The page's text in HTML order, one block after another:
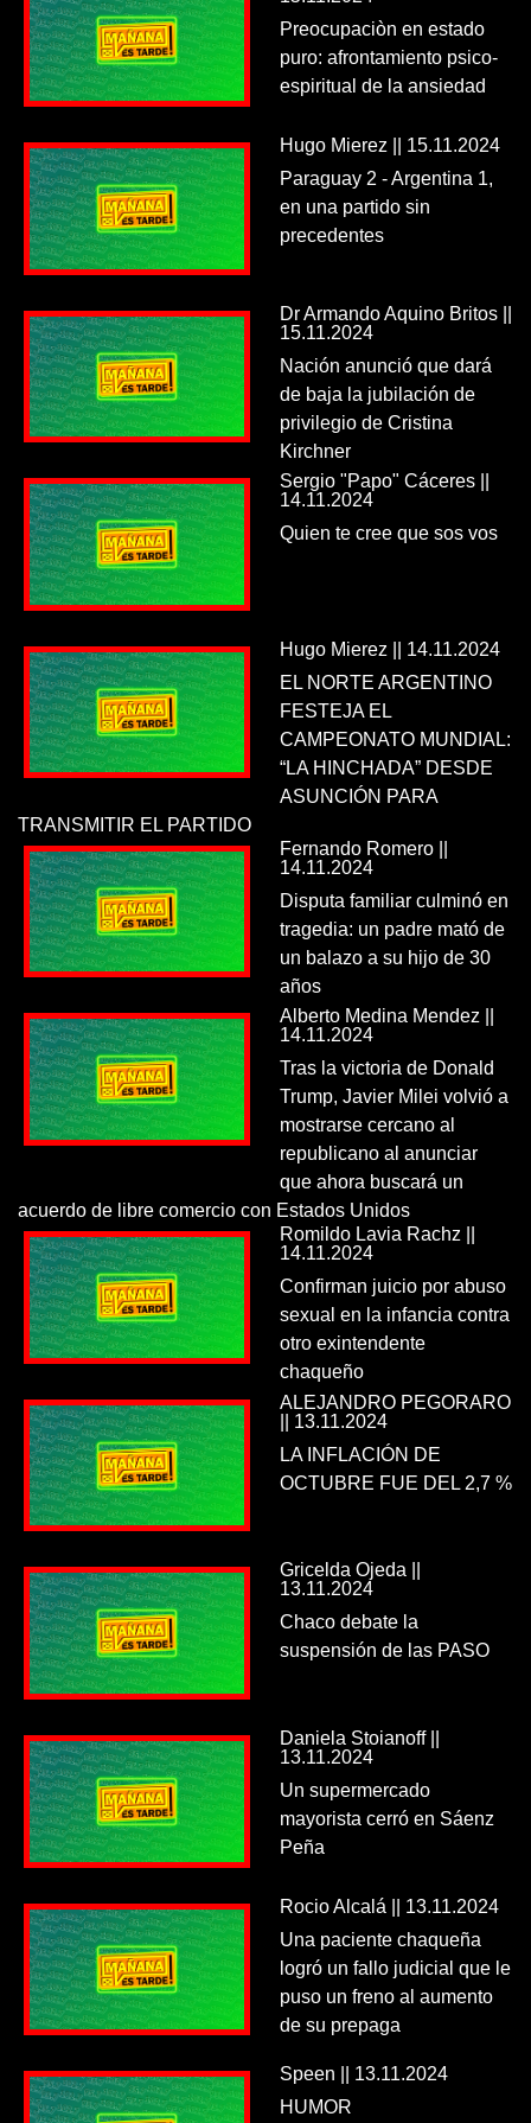
Preocupaciòn en estado
puro: afrontamiento psico-
espiritual de la ansiedad
Hugo Mierez || 15.11.2024
Paraguay 2 - Argentina 1,
en una partido sin
precedentes
Dr Armando Aquino Britos ||
15.11.2024
Nación anunció que dará
de baja la jubilación de
privilegio de Cristina
Kirchner
Sergio "Papo" Cáceres ||
14.11.2024
Quien te cree que sos vos
Hugo Mierez || 14.11.2024
EL NORTE ARGENTINO
FESTEJA EL
CAMPEONATO MUNDIAL:
“LA HINCHADA” DESDE
ASUNCIÓN PARA
TRANSMITIR EL PARTIDO
Fernando Romero ||
14.11.2024
Disputa familiar culminó en
tragedia: un padre mató de
un balazo a su hijo de 30
años
Alberto Medina Mendez ||
14.11.2024
Tras la victoria de Donald
Trump, Javier Milei volvió a
mostrarse cercano al
republicano al anunciar
que ahora buscará un
acuerdo de libre comercio con Estados Unidos
Romildo Lavia Rachz ||
14.11.2024
Confirman juicio por abuso
sexual en la infancia contra
otro exintendente
chaqueño
ALEJANDRO PEGORARO
|| 13.11.2024
LA INFLACIÓN DE
OCTUBRE FUE DEL 2,7 %
Gricelda Ojeda ||
13.11.2024
Chaco debate la
suspensión de las PASO
Daniela Stoianoff ||
13.11.2024
Un supermercado
mayorista cerró en Sáenz
Peña
Rocio Alcalá || 13.11.2024
Una paciente chaqueña
logró un fallo judicial que le
puso un freno al aumento
de su prepaga
Speen || 13.11.2024
HUMOR